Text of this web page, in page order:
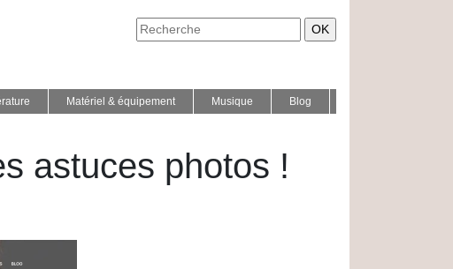
Matériel & équipement Musique Blog
astuces photos !